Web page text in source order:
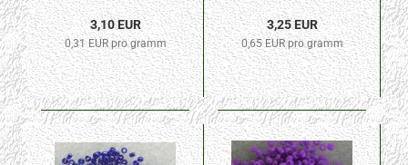
3,10 EUR
0,31 EUR pro gramm
3,25 EUR
0,65 EUR pro gramm